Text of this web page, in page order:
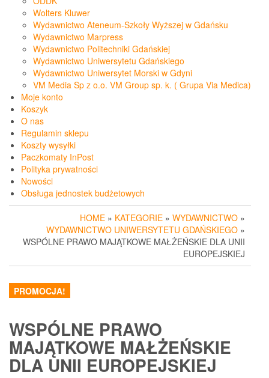
Wolters Kluwer
Wydawnictwo Ateneum-Szkoły Wyższej w Gdańsku
Wydawnictwo Marpress
Wydawnictwo Politechniki Gdańskiej
Wydawnictwo Uniwersytetu Gdańskiego
Wydawnictwo Uniwersytet Morski w Gdyni
VM Media Sp z o.o. VM Group sp. k. ( Grupa Via Medica)
Moje konto
Koszyk
O nas
Regulamin sklepu
Koszty wysyłki
Paczkomaty InPost
Polityka prywatności
Nowości
Obsługa jednostek budżetowych
HOME » KATEGORIE » WYDAWNICTWO »
WYDAWNICTWO UNIWERSYTETU GDAŃSKIEGO »
WSPÓLNE PRAWO MAJĄTKOWE MAŁŻEŃSKIE DLA UNII
EUROPEJSKIEJ
PROMOCJA!
WSPÓLNE PRAWO
MAJĄTKOWE MAŁŻEŃSKIE
DLA UNII EUROPEJSKIEJ